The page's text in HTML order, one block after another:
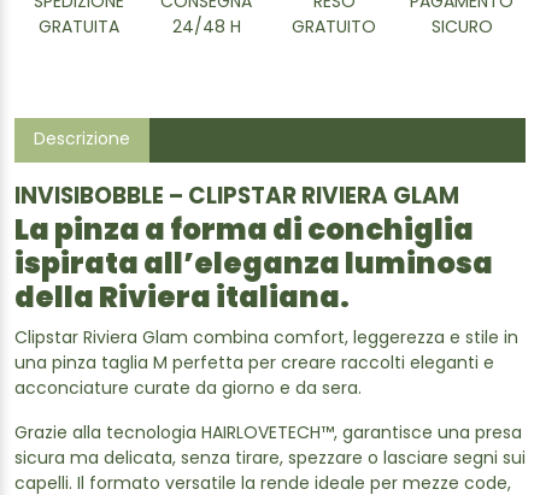
GRATUITA
24/48 H
GRATUITO
SICURO
Descrizione
INVISIBOBBLE – CLIPSTAR RIVIERA GLAM
La pinza a forma di conchiglia
ispirata all’eleganza luminosa
della Riviera italiana.
Clipstar Riviera Glam combina comfort, leggerezza e stile in
una pinza taglia M perfetta per creare raccolti eleganti e
acconciature curate da giorno e da sera.
Grazie alla tecnologia HAIRLOVETECH™, garantisce una presa
sicura ma delicata, senza tirare, spezzare o lasciare segni sui
capelli. Il formato versatile la rende ideale per mezze code,